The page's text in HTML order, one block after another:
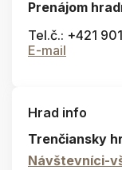
Prenájom
Tel.č.: +421
E-mail
Hrad info
Trenčiansky
Návštevníci-